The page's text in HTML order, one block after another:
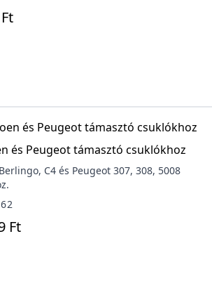
és Peugeot támasztó csuklókhoz
C4 és Peugeot 307, 308, 5008
Ft